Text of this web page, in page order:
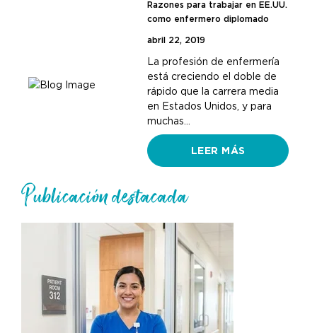
Razones para trabajar en EE.UU.
como enfermero diplomado
abril 22, 2019
La profesión de enfermería
está creciendo el doble de
rápido que la carrera media
en Estados Unidos, y para
muchas…
LEER MÁS
Publicación destacada